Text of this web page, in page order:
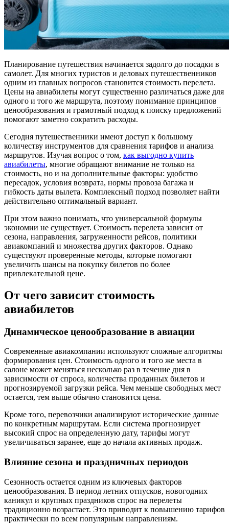
Планирование путешествия начинается задолго до посадки в
самолет. Для многих туристов и деловых путешественников
одним из главных вопросов становится стоимость перелета.
Цены на авиабилеты могут существенно различаться даже для
одного и того же маршрута, поэтому понимание принципов
ценообразования и грамотный подход к поиску предложений
помогают заметно сократить расходы.
Сегодня путешественники имеют доступ к большому
количеству инструментов для сравнения тарифов и анализа
маршрутов. Изучая вопрос о том, как выгодно купить
авиабилеты, многие обращают внимание не только на
стоимость, но и на дополнительные факторы: удобство
пересадок, условия возврата, нормы провоза багажа и
гибкость даты вылета. Комплексный подход позволяет найти
действительно оптимальный вариант.
При этом важно понимать, что универсальной формулы
экономии не существует. Стоимость перелета зависит от
сезона, направления, загруженности рейсов, политики
авиакомпаний и множества других факторов. Однако
существуют проверенные методы, которые помогают
увеличить шансы на покупку билетов по более
привлекательной цене.
От чего зависит стоимость
авиабилетов
Динамическое ценообразование в авиации
Современные авиакомпании используют сложные алгоритмы
формирования цен. Стоимость одного и того же места в
салоне может меняться несколько раз в течение дня в
зависимости от спроса, количества проданных билетов и
прогнозируемой загрузки рейса. Чем меньше свободных мест
остается, тем выше обычно становится цена.
Кроме того, перевозчики анализируют исторические данные
по конкретным маршрутам. Если система прогнозирует
высокий спрос на определенную дату, тарифы могут
увеличиваться заранее, еще до начала активных продаж.
Влияние сезона и праздничных периодов
Сезонность остается одним из ключевых факторов
ценообразования. В период летних отпусков, новогодних
каникул и крупных праздников спрос на перелеты
традиционно возрастает. Это приводит к повышению тарифов
практически по всем популярным направлениям.